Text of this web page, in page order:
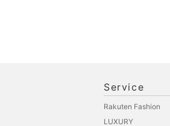
Service
Rakuten Fashion
LUXURY